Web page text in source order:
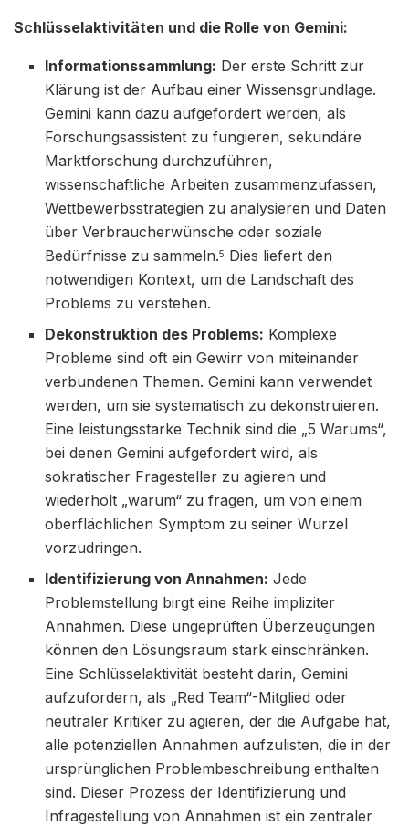
Schlüsselaktivitäten und die Rolle von Gemini:
Informationssammlung: Der erste Schritt zur
Klärung ist der Aufbau einer Wissensgrundlage.
Gemini kann dazu aufgefordert werden, als
Forschungsassistent zu fungieren, sekundäre
Marktforschung durchzuführen,
wissenschaftliche Arbeiten zusammenzufassen,
Wettbewerbsstrategien zu analysieren und Daten
über Verbraucherwünsche oder soziale
Bedürfnisse zu sammeln.5 Dies liefert den
notwendigen Kontext, um die Landschaft des
Problems zu verstehen.
Dekonstruktion des Problems: Komplexe
Probleme sind oft ein Gewirr von miteinander
verbundenen Themen. Gemini kann verwendet
werden, um sie systematisch zu dekonstruieren.
Eine leistungsstarke Technik sind die „5 Warums“,
bei denen Gemini aufgefordert wird, als
sokratischer Fragesteller zu agieren und
wiederholt „warum“ zu fragen, um von einem
oberflächlichen Symptom zu seiner Wurzel
vorzudringen.
Identifizierung von Annahmen: Jede
Problemstellung birgt eine Reihe impliziter
Annahmen. Diese ungeprüften Überzeugungen
können den Lösungsraum stark einschränken.
Eine Schlüsselaktivität besteht darin, Gemini
aufzufordern, als „Red Team“-Mitglied oder
neutraler Kritiker zu agieren, der die Aufgabe hat,
alle potenziellen Annahmen aufzulisten, die in der
ursprünglichen Problembeschreibung enthalten
sind. Dieser Prozess der Identifizierung und
Infragestellung von Annahmen ist ein zentraler